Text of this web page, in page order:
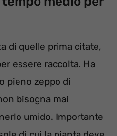
di quelle prima citate,
essere raccolta. Ha
pieno zeppo di
bisogna mai
umido. Importante